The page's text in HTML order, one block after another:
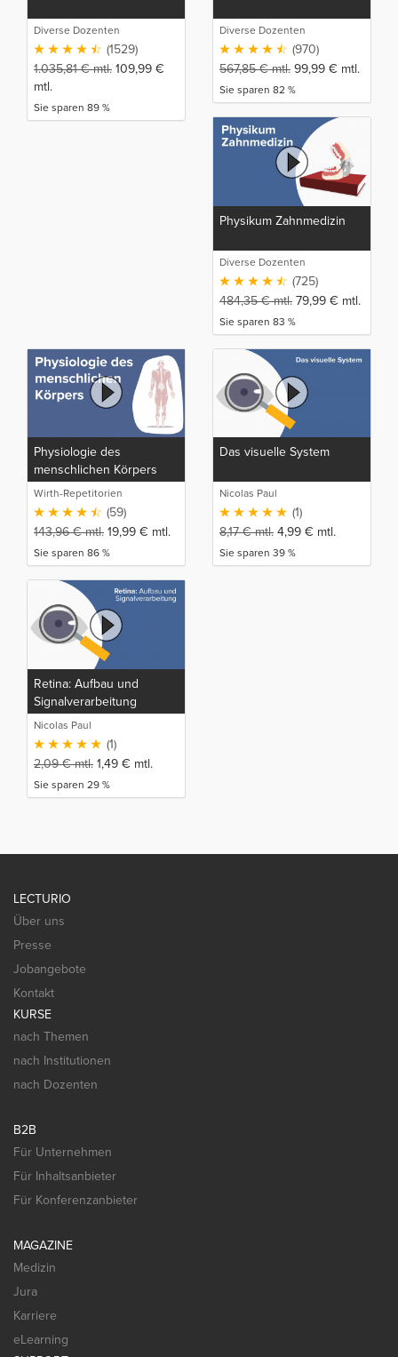
Diverse Dozenten
(1529)
1.035,81€mtl. 109,99 €
mtl.
Sie sparen 89 %
Diverse Dozenten
(970)
567,85€mtl. 99,99 € mtl.
Sie sparen 82 %
Physikum Zahnmedizin
Diverse Dozenten
(725)
484,35€mtl. 79,99 € mtl.
Sie sparen 83 %
Physiologie des
menschlichen Körpers
Wirth-Repetitorien
(59)
143,96€mtl. 19,99 € mtl.
Sie sparen 86 %
Das visuelle System
Nicolas Paul
(1)
8,17€mtl. 4,99 € mtl.
Sie sparen 39 %
Retina: Aufbau und
Signalverarbeitung
Nicolas Paul
(1)
2,09€mtl. 1,49 € mtl.
Sie sparen 29 %
LECTURIO
Über uns
Presse
Jobangebote
Kontakt
KURSE
nach Themen
nach Institutionen
nach Dozenten
B2B
Für Unternehmen
Für Inhaltsanbieter
Für Konferenzanbieter
MAGAZINE
Medizin
Jura
Karriere
eLearning